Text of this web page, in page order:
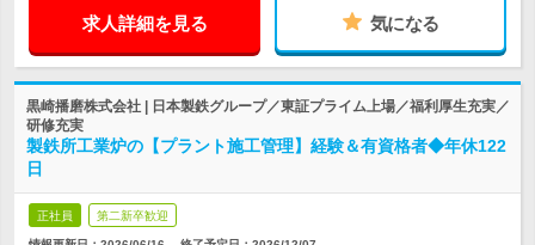
求人詳細を見る 気になる
黒崎播磨株式会社 | 日本製鉄グループ／東証プライム上場／福利厚生充実／
研修充実
製鉄所工業炉の【プラント施工管理】経験＆有資格者◆年休122
日
正社員 第二新卒歓迎